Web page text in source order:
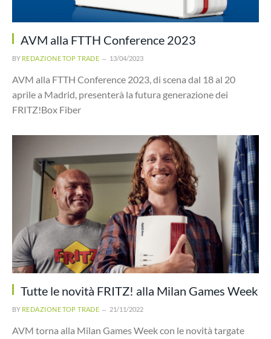
AVM alla FTTH Conference 2023
BY REDAZIONE TOP TRADE 13/04/2023
AVM alla FTTH Conference 2023, di scena dal 18 al 20
aprile a Madrid, presenterà la futura generazione dei
FRITZ!Box Fiber
Tutte le novità FRITZ! alla Milan Games Week
BY REDAZIONE TOP TRADE 21/11/2022
AVM torna alla Milan Games Week con le novità targate